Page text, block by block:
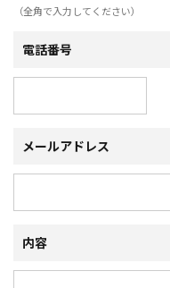
（全角で入力してください）
電話番号
メールアドレス
内容